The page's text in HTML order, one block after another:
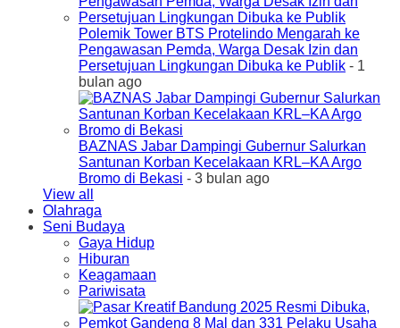
Polemik Tower BTS Protelindo Mengarah ke
Pengawasan Pemda, Warga Desak Izin dan
Persetujuan Lingkungan Dibuka ke Publik - 1
bulan ago
BAZNAS Jabar Dampingi Gubernur Salurkan
Santunan Korban Kecelakaan KRL–KA Argo
Bromo di Bekasi - 3 bulan ago
View all
Olahraga
Seni Budaya
Gaya Hidup
Hiburan
Keagamaan
Pariwisata